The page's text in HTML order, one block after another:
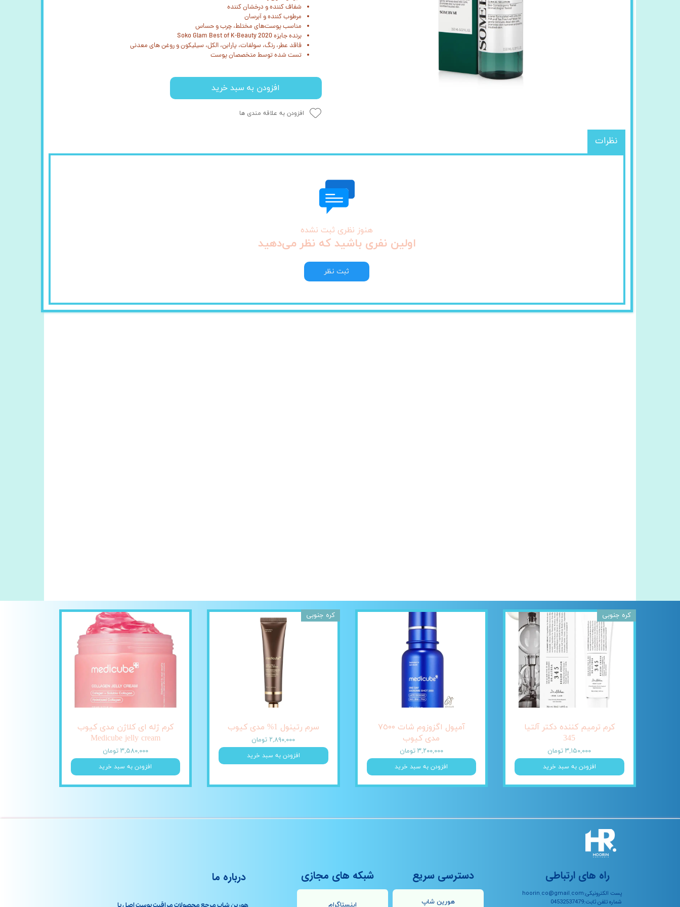
شفاف کننده و درخشان کننده
مرطوب کننده و آبرسان
مناسب پوست‌های مختلط، چرب و حساس
برنده جایزه Soko Glam Best of K-Beauty 2020
فاقد عطر، رنگ، سولفات، پارابن، الکل، سیلیکون و روغن های معدنی
تست شده توسط متخصصان پوست
افزودن به سبد خرید
افزودن به علاقه مندی ها
نظرات
هنوز نظری ثبت نشده
اولین نفری باشید که نظر می‌دهید
ثبت نظر
کرم ترمیم کننده دکتر آلتیا
345
۳,۱۵۰,۰۰۰ تومان
افزودن به سبد خرید
کره جنوبی
آمپول اگزوزوم شات ٧٥٠٠
مدی کیوب
۳,۲۰۰,۰۰۰ تومان
افزودن به سبد خرید
سرم رتینول 1% مدی کیوب
۲,۸۹۰,۰۰۰ تومان
افزودن به سبد خرید
کره جنوبی
کرم ژله ای کلاژن مدی کیوب
Medicube jelly cream
۳,۵۸۰,۰۰۰ تومان
افزودن به سبد خرید
پست الکترونیکی:hoorin.co@gmail.com
شماره تلفن ثابت:04532537479
راه های ارتباطی
هورین شاپ
دسترسی سریع
اینستاگرام
شبکه های مجازی
هورین شاپ مرجع محصولات مراقبت پوست اصل با
درباره ما